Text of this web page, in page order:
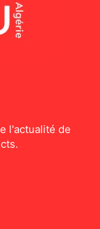
l'actualité de